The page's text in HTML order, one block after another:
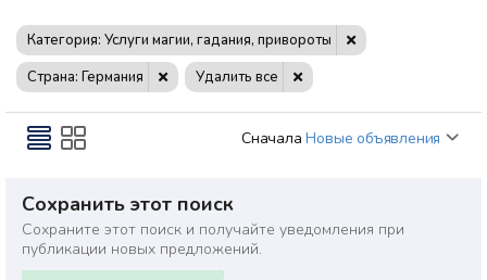
Категория: Услуги магии, гадания, привороты
Страна: Германия
Удалить все
Сначала Новые объявления
Сохранить этот поиск
Сохраните этот поиск и получайте уведомления при
публикации новых предложений.